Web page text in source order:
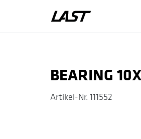
Zum Warenkorb hinzufügen
BEARING
Artikel-Nr. 111552